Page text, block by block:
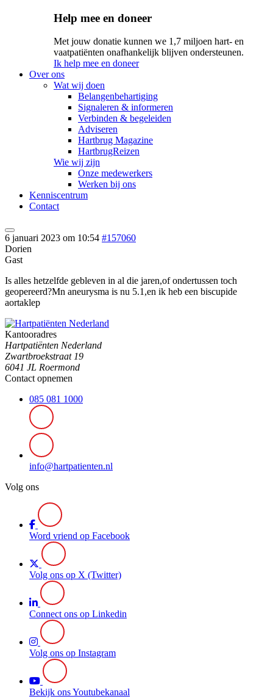
Help mee en doneer
Met jouw donatie kunnen we 1,7 miljoen hart- en
vaatpatiënten onafhankelijk blijven ondersteunen.
Ik help mee en doneer
Over ons
Wat wij doen
Belangenbehartiging
Signaleren & informeren
Verbinden & begeleiden
Adviseren
Hartbrug Magazine
HartbrugReizen
Wie wij zijn
Onze medewerkers
Werken bij ons
Kenniscentrum
Contact
6 januari 2023 om 10:54 #157060
Dorien
Gast
Is alles hetzelfde gebleven in al die jaren,of ondertussen toch
geopereerd?Mn aneurysma is nu 5.1,en ik heb een biscupide
aortaklep
Kantooradres
Hartpatiënten Nederland
Zwartbroekstraat 19
6041 JL Roermond
Contact opnemen
085 081 1000
info@hartpatienten.nl
Volg ons
Word vriend op Facebook
Volg ons op X (Twitter)
Connect ons op Linkedin
Volg ons op Instagram
Bekijk ons Youtubekanaal